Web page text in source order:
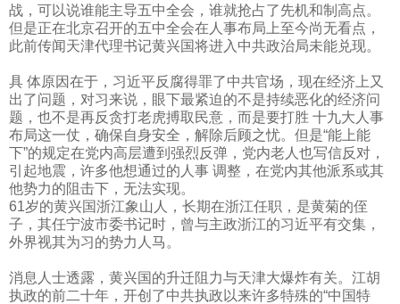
战，可以说谁能主导五中全会，谁就抢占了先机和制高点。
但是正在北京召开的五中全会在人事布局上至今尚无看点，
此前传闻天津代理书记黄兴国将进入中共政治局未能兑现。
具 体原因在于，习近平反腐得罪了中共官场，现在经济上又
出了问题，对习来说，眼下最紧迫的不是持续恶化的经济问
题，也不是再反贪打老虎搏取民意，而是要打胜 十九大人事
布局这一仗，确保自身安全，解除后顾之忧。但是“能上能
下”的规定在党内高层遭到强烈反弹，党内老人也写信反对，
引起地震，许多他想通过的人事 调整，在党内其他派系或其
他势力的阻击下，无法实现。
61岁的黄兴国浙江象山人，长期在浙江任职，是黄菊的侄
子，其任宁波市委书记时，曾与主政浙江的习近平有交集，
外界视其为习的势力人马。
消息人士透露，黄兴国的升迁阻力与天津大爆炸有关。江胡
执政的前二十年，开创了中共执政以来许多特殊的“中国特